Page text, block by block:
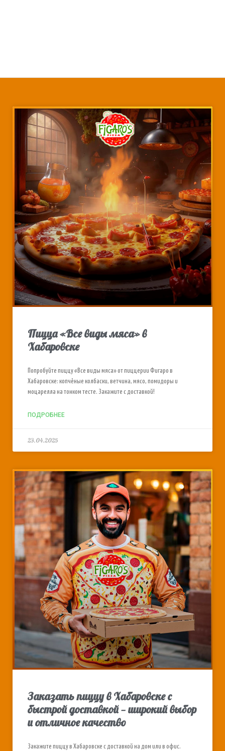
Пицца «Все виды мяса» в
Хабаровске
Попробуйте пиццу «Все виды мяса» от пиццерии Фигаро в
Хабаровске: копчёные колбаски, ветчина, мясо, помидоры и
моцарелла на тонком тесте. Закажите с доставкой!
ПОДРОБНЕЕ
23.04.2025
Заказать пиццу в Хабаровске с
быстрой доставкой — широкий выбор
и отличное качество
Закажите пиццу в Хабаровске с доставкой на дом или в офис.